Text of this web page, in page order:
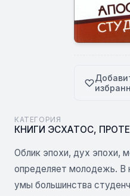
КАТЕГОРИЯ
КНИГИ ЭСХАТОС,
Облик эпохи, дух эпохи,
определяет молодежь. В
умы большинства